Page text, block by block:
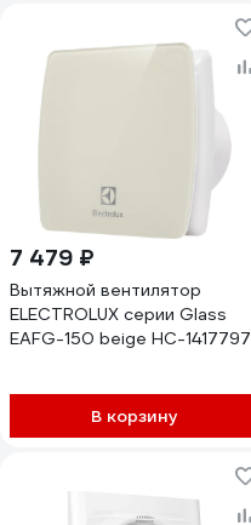
7 479 ₽
Вытяжной вентилятор
ELECTROLUX серии Glass
EAFG-150 beige НС-1417797
В корзину